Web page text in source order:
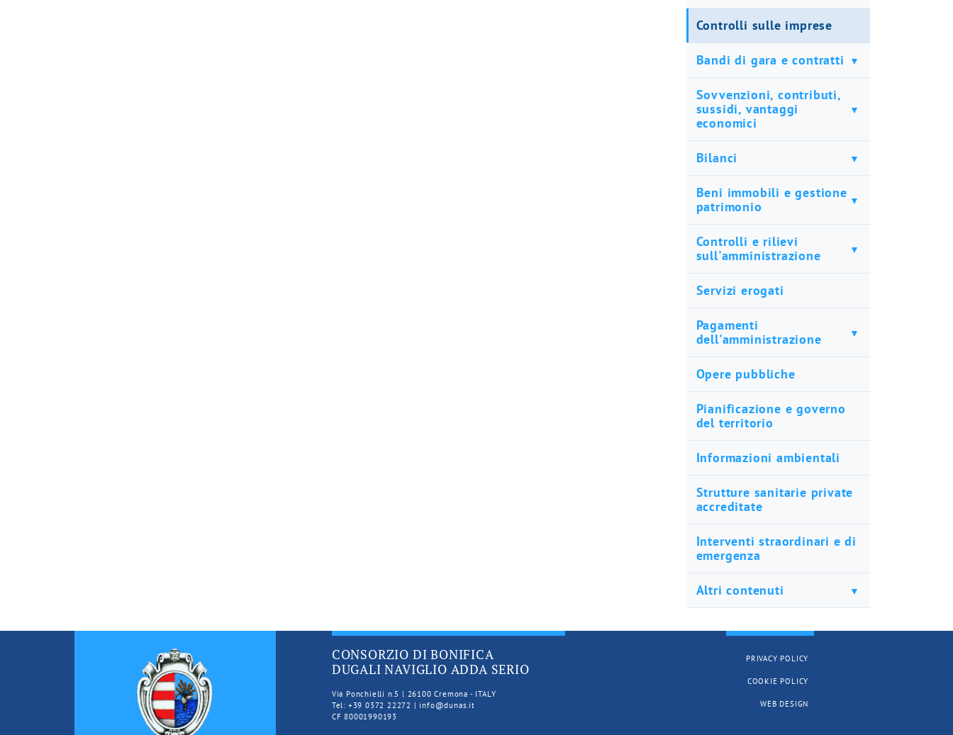
Controlli sulle imprese
Bandi di gara e contratti
Sovvenzioni, contributi,
sussidi, vantaggi
economici
Bilanci
Beni immobili e gestione
patrimonio
Controlli e rilievi
sull'amministrazione
Servizi erogati
Pagamenti
dell'amministrazione
Opere pubbliche
Pianificazione e governo
del territorio
Informazioni ambientali
Strutture sanitarie private
accreditate
Interventi straordinari e di
emergenza
Altri contenuti
CONSORZIO DI BONIFICA
DUGALI NAVIGLIO ADDA SERIO
Via Ponchielli n.5 | 26100 Cremona - ITALY
Tel: +39 0372 22272 | info@dunas.it
CF 80001990193
PRIVACY POLICY
COOKIE POLICY
WEB DESIGN